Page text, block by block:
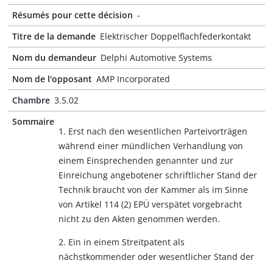
Résumés pour cette décision -
Titre de la demande Elektrischer Doppelflachfederkontakt
Nom du demandeur Delphi Automotive Systems
Nom de l'opposant AMP Incorporated
Chambre 3.5.02
Sommaire
1. Erst nach den wesentlichen Parteivorträgen
während einer mündlichen Verhandlung von
einem Einsprechenden genannter und zur
Einreichung angebotener schriftlicher Stand der
Technik braucht von der Kammer als im Sinne
von Artikel 114 (2) EPÜ verspätet vorgebracht
nicht zu den Akten genommen werden.
2. Ein in einem Streitpatent als
nächstkommender oder wesentlicher Stand der